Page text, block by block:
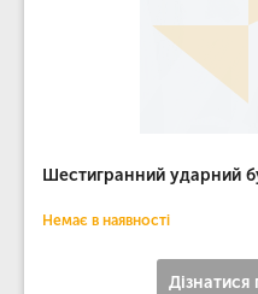
Шестигранний ударний
Немає в наявності
Дізнатися